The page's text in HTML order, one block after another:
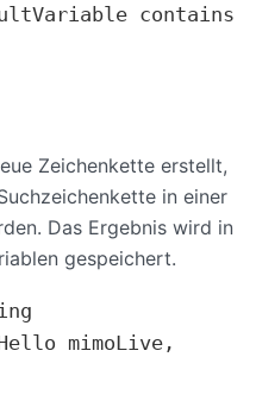
contains
Zeichenkette erstellt,
in einer
Das Ergebnis wird in
gespeichert.
mimoLive,